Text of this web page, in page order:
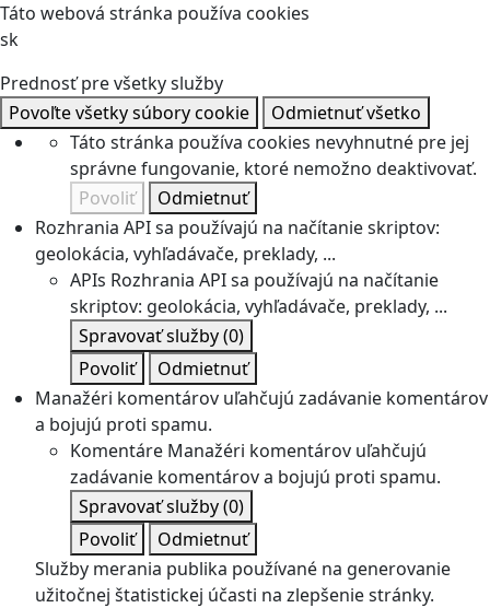
Táto webová stránka používa cookies
sk
Prednosť pre všetky služby
Povoľte všetky súbory cookie
Odmietnuť všetko
Táto stránka používa cookies nevyhnutné pre jej
správne fungovanie, ktoré nemožno deaktivovať.
Povoliť
Odmietnuť
Rozhrania API sa používajú na načítanie skriptov:
geolokácia, vyhľadávače, preklady, ...
APIs Rozhrania API sa používajú na načítanie
skriptov: geolokácia, vyhľadávače, preklady, ...
Spravovať služby(0)
Povoliť
Odmietnuť
Manažéri komentárov uľahčujú zadávanie komentárov
a bojujú proti spamu.
Komentáre Manažéri komentárov uľahčujú
zadávanie komentárov a bojujú proti spamu.
Spravovať služby(0)
Povoliť
Odmietnuť
Služby merania publika používané na generovanie
užitočnej štatistickej účasti na zlepšenie stránky.